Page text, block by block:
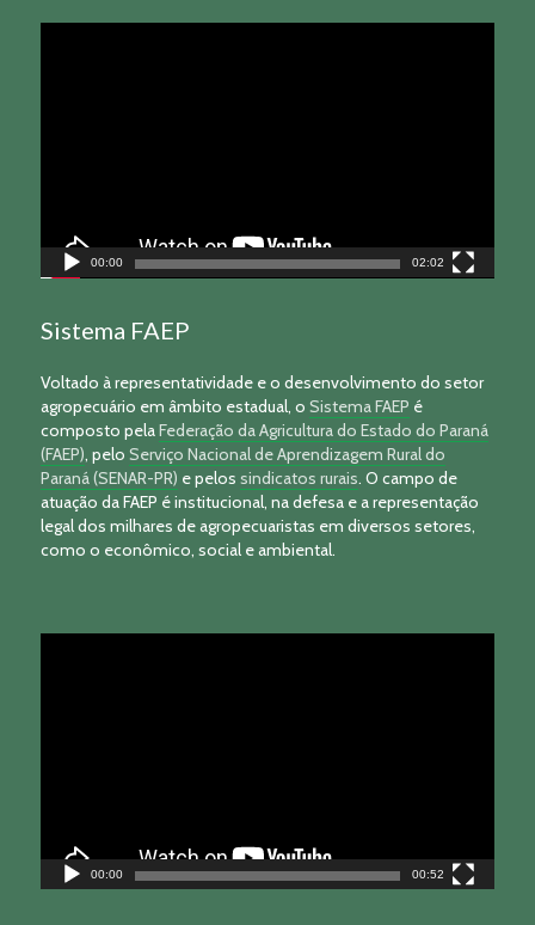
00:00 02:02
Sistema FAEP
Voltado à representatividade e o desenvolvimento do setor
agropecuário em âmbito estadual, o Sistema FAEP é
composto pelaFederação da Agricultura do Estado do Paraná
(FAEP), pelo Serviço Nacional de Aprendizagem Rural do
Paraná (SENAR-PR) e pelos sindicatos rurais. O campo de
atuação da FAEP é institucional, na defesa e a representação
legal dos milhares de agropecuaristas em diversos setores,
como o econômico, social e ambiental.
00:00 00:52